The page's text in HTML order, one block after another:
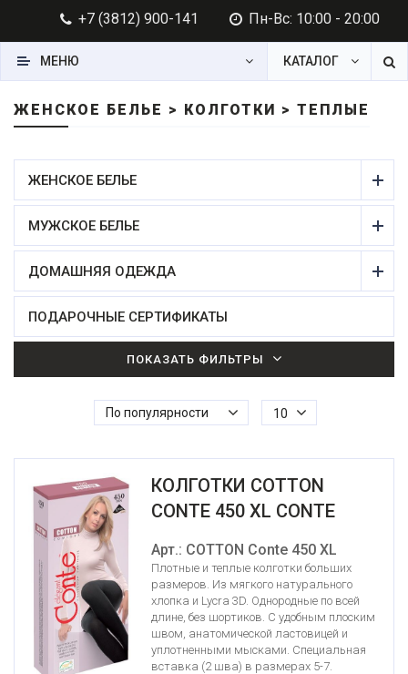
+7 (3812) 900-141 Пн-Вс: 10:00 - 20:00
КАТАЛОГ
МЕНЮ
ЖЕНСКОЕ БЕЛЬЕ > КОЛГОТКИ > ТЕПЛЫЕ
ЖЕНСКОЕ БЕЛЬЕ
МУЖСКОЕ БЕЛЬЕ
ДОМАШНЯЯ ОДЕЖДА
ПОДАРОЧНЫЕ СЕРТИФИКАТЫ
ПОКАЗАТЬ ФИЛЬТРЫ
По популярности 10
КОЛГОТКИ COTTON
CONTE 450 XL CONTE
Арт.: COTTON Conte 450 XL
Плотные и теплые колготки больших
размеров. Из мягкого натурального
хлопка и Lycra 3D. Однородные по всей
длине, без шортиков. С удобным плоским
швом, анатомической ластовицей и
уплотненными мысками. Специальная
вставка (2 шва) в размерах 5-7.